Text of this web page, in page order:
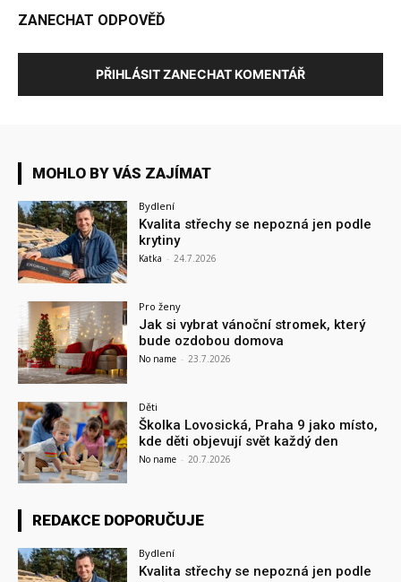
ZANECHAT ODPOVĚĎ
PŘIHLÁSIT ZANECHAT KOMENTÁŘ
MOHLO BY VÁS ZAJÍMAT
Bydlení
Kvalita střechy se nepozná jen podle
krytiny
Katka - 24.7.2026
Pro ženy
Jak si vybrat vánoční stromek, který
bude ozdobou domova
No name - 23.7.2026
Děti
Školka Lovosická, Praha 9 jako místo,
kde děti objevují svět každý den
No name - 20.7.2026
REDAKCE DOPORUČUJE
Bydlení
Kvalita střechy se nepozná jen podle